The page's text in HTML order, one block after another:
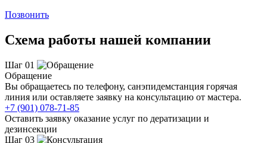
Позвонить
Схема работы нашей компании
Шаг 01
Обращение
Вы обращаетесь по телефону, санэпидемстанция горячая
линия или оставляете заявку на консультацию от мастера.
+7 (901) 078-71-85
Оставить заявку оказание услуг по дератизации и
дезинсекции
Шаг 03